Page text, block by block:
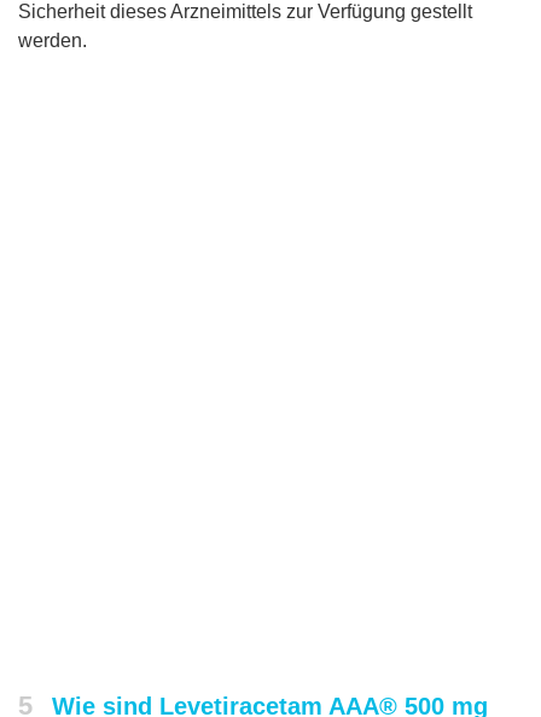
Sicherheit dieses Arzneimittels zur Verfügung gestellt
werden.
5
Wie sind Levetiracetam AAA® 500 mg